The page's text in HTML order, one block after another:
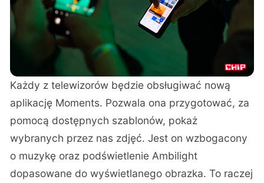
Każdy z telewizorów będzie obsługiwać nową
aplikację Moments. Pozwala ona przygotować, za
pomocą dostępnych szablonów, pokaż
wybranych przez nas zdjęć. Jest on wzbogacony
o muzykę oraz podświetlenie Ambilight
dopasowane do wyświetlanego obrazka. To raczej